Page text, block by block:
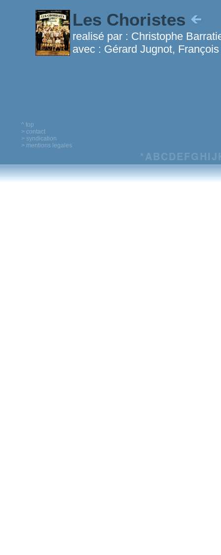
Les Choristes
realisé par : Christophe
avec : Gérard Jugnot,
^ top
> contact
> syndication
> mentions legales
*ABCDEFG HIJ